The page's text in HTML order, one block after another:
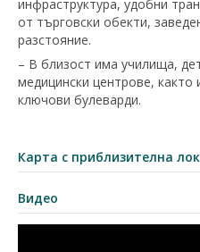
инфраструктура, удобни
от търговски обекти,
разстояние.
– В близост има училища,
медицински центрове,
ключови булеварди.
Карта с приблизителна
Видео